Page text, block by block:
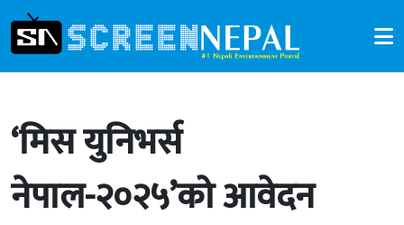
‘मिस युनिभर्स
नेपाल-२०२५’को आवेदन